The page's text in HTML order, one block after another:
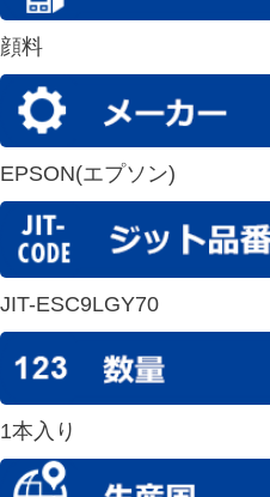
顔料
EPSON(エプソン)
JIT-ESC9LGY70
1本入り